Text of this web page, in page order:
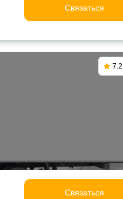
Связаться
7.2
Связаться